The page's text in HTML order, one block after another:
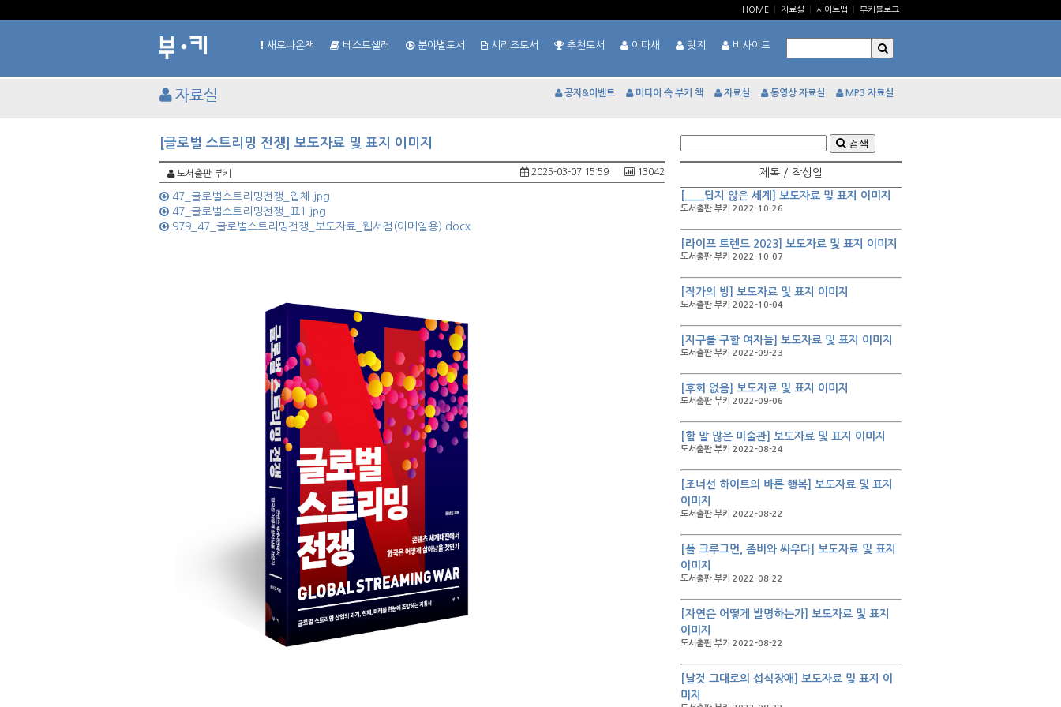
HOME 자료실 사이트맵 부키블로그
새로나온책 베스트셀러 분야별도서 시리즈도서 추천도서 이다새 릿지 비사이드
자료실 공지&이벤트 미디어 속 부키 책 자료실 동영상 자료실 MP3 자료실
[글로벌 스트리밍 전쟁] 보도자료 및 표지 이미지
도서출판 부키 13042
2025-03-07 15:59
47_글로벌스트리밍전쟁_입체.jpg
47_글로벌스트리밍전쟁_표1.jpg
979_47_글로벌스트리밍전쟁_보도자료_웹서점(이메일용).docx
검색
제목 / 작성일
[___답지 않은 세계] 보도자료 및 표지 이미지
도서출판 부키 2022-10-26
[라이프 트렌드 2023] 보도자료 및 표지 이미지
도서출판 부키 2022-10-07
[작가의 방] 보도자료 및 표지 이미지
도서출판 부키 2022-10-04
[지구를 구할 여자들] 보도자료 및 표지 이미지
도서출판 부키 2022-09-23
[후회 없음] 보도자료 및 표지 이미지
도서출판 부키 2022-09-06
[할 말 많은 미술관] 보도자료 및 표지 이미지
도서출판 부키 2022-08-24
[조너선 하이트의 바른 행복] 보도자료 및 표지
이미지
도서출판 부키 2022-08-22
[폴 크루그먼, 좀비와 싸우다] 보도자료 및 표지
이미지
도서출판 부키 2022-08-22
[자연은 어떻게 발명하는가] 보도자료 및 표지
이미지
도서출판 부키 2022-08-22
[날것 그대로의 섭식장애] 보도자료 및 표지 이
미지